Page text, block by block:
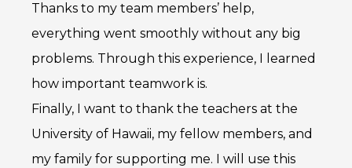
Thanks to my team members’ help,
everything went smoothly without any big
problems. Through this experience, I learned
how important teamwork is.
Finally, I want to thank the teachers at the
University of Hawaii, my fellow members, and
my family for supporting me. I will use this